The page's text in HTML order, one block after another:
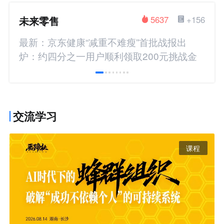
未来零售 +156
5637
最新：京东健康“减重不难瘦”首批战报出
炉：约四分之一用户顺利领取200元挑战金
交流学习
课程